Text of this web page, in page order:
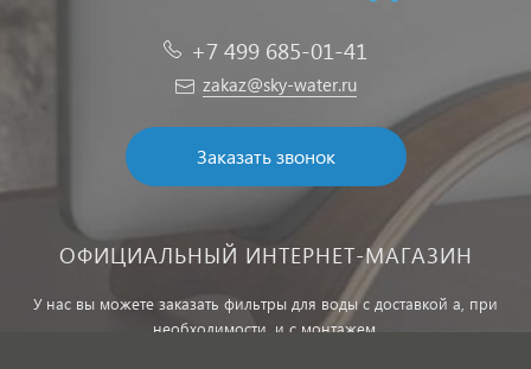
+7 499 685-01-41
zakaz@sky-water.ru
Заказать звонок
ОФИЦИАЛЬНЫЙ ИНТЕРНЕТ-МАГАЗИН
У нас вы можете заказать фильтры для воды с доставкой а, при
необходимости, и с монтажем.